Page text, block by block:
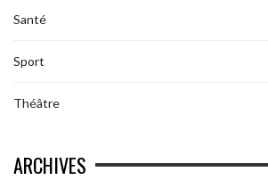
Santé
Sport
Théâtre
ARCHIVES